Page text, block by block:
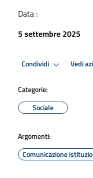
Data :
5 settembre 2025
Condividi Vedi
Categorie:
Sociale
Argomenti:
Comunicazione